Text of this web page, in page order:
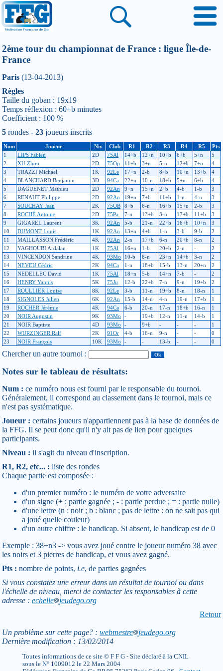
2ème tour du championnat de France : ligue Île-de-
France
Paris (13-04-2013)
Règles
Taille du goban : 19x19
Temps réflexion : 60+b minutes
Coefficient : 100 %
5 rondes - 23 joueurs inscrits
Num Joueur Niv Club R1 R2 R3 R4 R5
Pts
1
LIPS Fabien 2D 75Al 14+b 12+n 10+b 6+b 5+n
5
2
XU Zhou 2D 75Op 11+b 3+n 5-n 12+b 7+n
4
3
TRAZZI Michaël 1K 92Le 17+n 2-b 8+b 10+n 13+b
4
4
BLANCHARD Benjamin 3D 94Ca 22+n 10-n 18+b 5+n 6+b
4
5
DAGUENET Mathieu 2D 92An 9+n 15+n 2+b 4-b 1-b
3
6
RENAUT Philippe 2D 92An 19+n 7+b 11+b 1-n 4-n
3
7
SOUCHAY Jean 2K 75OB 8+b 6-n 16+b 15+n 2-b
3
8
ROCHÉ Antoine 2D 75Pa 7-n 13+b 3-n 17+b 11+b
3
9
GIGAREL Laurent 3K 92An 5-b 21-n 22+b 16+b 10+n
3
10
DUMONT Louis 1K 92An 13+n 4+b 1-n 3-b 9-b
2
11
MAILLASSON Frédéric 4K 92An 2-n 17+b 6-n 20+b 8-n
2
12
YAGHOUBI Ardalan 1K 75Al 16+n 1-b 20+b 2-n -
2
13
VINCENDON Sandrine 4K 93Mo 10-b 8-n 23+n 14+b 3-n
2
14
NEVEU Cédric 2K 94Ca 1-n 18+b 15-b 13-n 20+n
2
15
NEDELLEC David 1K 75Al 18+n 5-b 14+n 7-b -
2
16
HENRY Yannis 5K 75Ju 12-b 22+b 7-n 9-n 19+b
2
17
ROULLIER Louise 8K 92Le 3-b 11-n 19+b 8-n 18-n
1
18
SIGNOLES Julien 6K 92An 15-b 14-n 4-n 19-n 17+b
1
19
ROCHER Jérémie 4K 94Ca 6-b 20-n 17-n 18+b 16-n
1
20
NOIR Augustin 9K 93Mo - 19+b 12-n 11-n 14-b
1
21
NOIR Baptiste 4D 93Mo - 9+b - - -
1
22
WURZINGER Ralf 2K 91Or 4-b 16-n 9-n - -
0
23
NOIR François 10K 93Mo - - 13-b - - 0
Chercher un autre tournoi :
Notes sur le tableau de résultats:
Num : ce numéro nous est fourni par le responsable du tournoi.
Généralement, il correspond au classement dans le tournoi, mais ce
n'est pas systématique.
Joueur : certains joueurs n'appartiennent pas à la base de données de
la FFG. Il se peut donc qu'il n'y ait pas de lien pour quelques
participants.
Niveau : il s'agit du niveau d'inscription.
R1, R2, etc... : liste des rondes
Chaque partie est composée :
d'un premier numéro : le numéro de votre adversaire
d'un signe (+ : partie gagnée ; - : partie perdue ; = : partie nulle)
d'une lettre (n : noir ; b : blanc ; pas de lettre : on ne sait pas qui
a joué quelle couleur)
d'un autre chiffre : le handicap. Si absent, le handicap est de 0
Exemple : 38+n3 -> vous avez joué contre le joueur numéro 38 avec
les noirs et 3 pierres de handicap, et vous avez gagné.
Pts : nombre de points, i.e, de parties gagnées
Si vous constatez une erreur dans un résultat de tournoi ou dans
l'échelle de niveau, merci de contacter les responsables à cette
adresse : echelle
jeudego.org
Retour
Un problème sur cette page? : webmestre
jeudego.org
Dernière modification : 13/02/2014
Toutes informations de ce site © F F G - Site déclaré à la CNIL
sous le N° 1009012 le 22 Mars 2004